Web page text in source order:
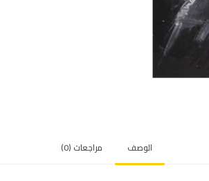
الوصف مراجعات (0)